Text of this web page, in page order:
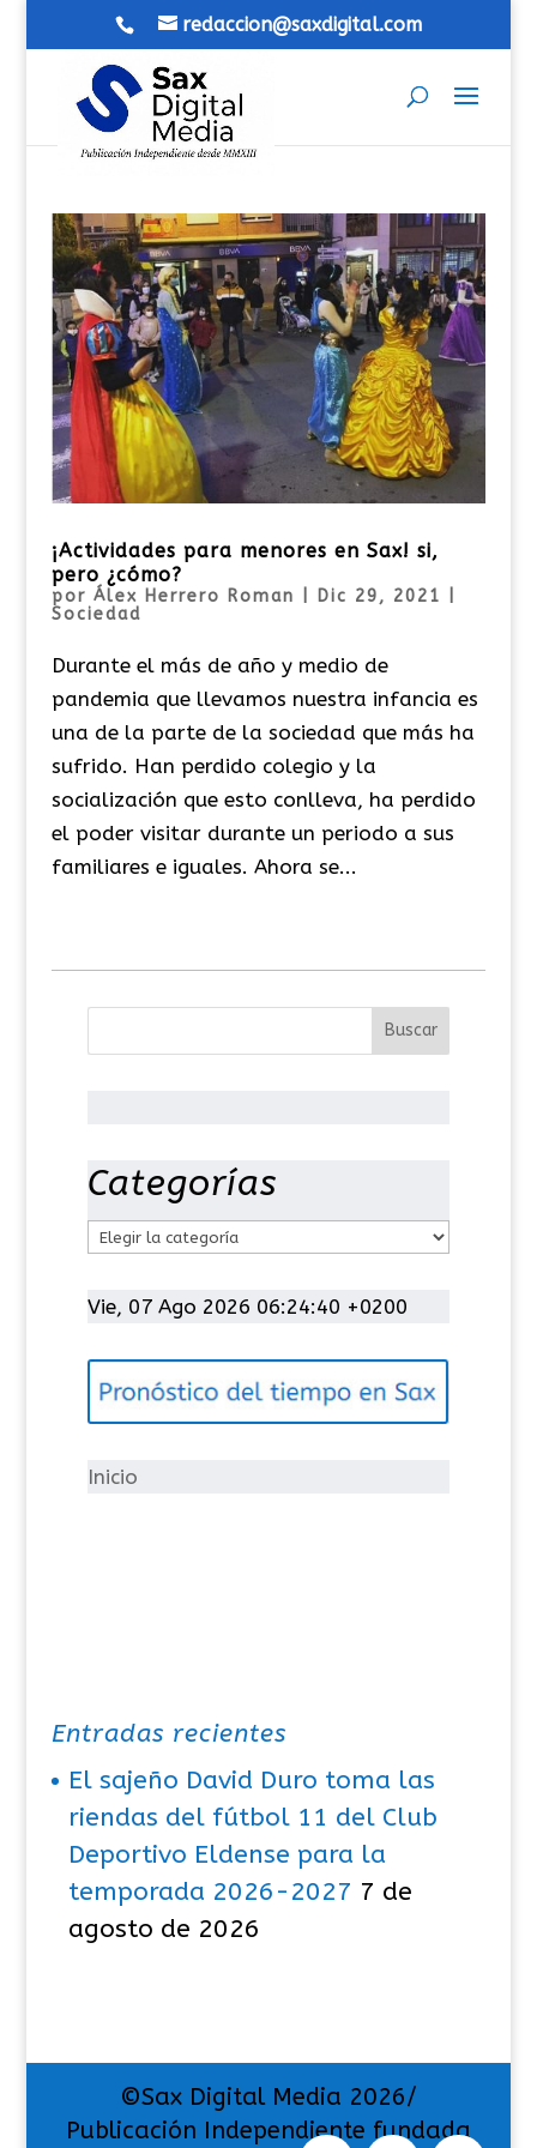
redaccion@saxdigital.com
¡Actividades para menores en Sax! si,
pero ¿cómo?
por Álex Herrero Roman Dic 29, 2021
Sociedad
Durante el más de año y medio de
pandemia que llevamos nuestra infancia es
una de la parte de la sociedad que más ha
sufrido. Han perdido colegio y la
socialización que esto conlleva, ha perdido
el poder visitar durante un periodo a sus
familiares e iguales. Ahora se...
Categorías
t
g
í
Vie, 07 Ago 2026 06:24:41 +0200
Inicio
Entradas recientes
El sajeño David Duro toma las
riendas del fútbol 11 del Club
Deportivo Eldense para la
temporada 2026-2027 7 de
agosto de 2026
©Sax Digital Media 2026/
Publicación Independiente fundada